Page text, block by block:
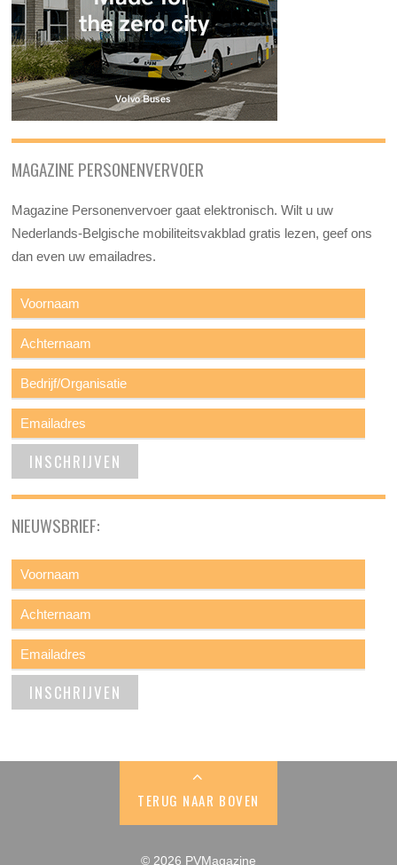
MAGAZINE PERSONENVERVOER
Magazine Personenvervoer gaat elektronisch. Wilt u uw
Nederlands-Belgische mobiliteitsvakblad gratis lezen, geef ons
dan even uw emailadres.
NIEUWSBRIEF:
TERUG NAAR BOVEN
© 2026 PVMagazine